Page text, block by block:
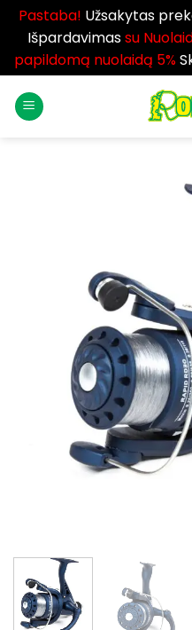
Pastaba! Užsakytas
Išpardavimassu
papildomą nuolaidą 5%